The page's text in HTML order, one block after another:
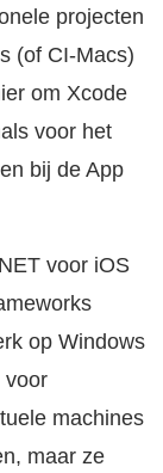
projecten
(of CI-Macs)
om Xcode
voor het
bij de App
voor iOS
op Windows
voor
machines
maar ze